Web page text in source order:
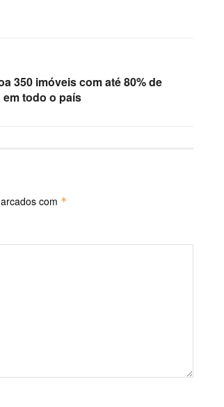
350 imóveis com até 80% de
todo o país
com *